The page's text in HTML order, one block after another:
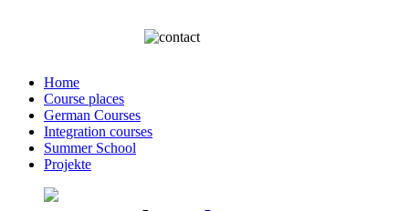
Home
Course places
German Courses
Integration courses
Summer School
Projekte